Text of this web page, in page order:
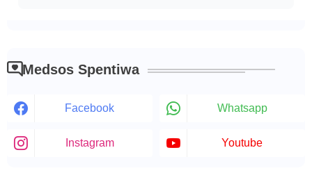
Medsos Spentiwa
Facebook Whatsapp
Instagram Youtube